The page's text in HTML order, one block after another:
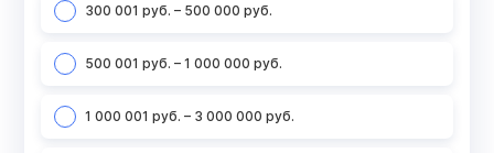
300 001 руб. – 500 000 руб.
500 001 руб. – 1 000 000 руб.
1 000 001 руб. – 3 000 000 руб.